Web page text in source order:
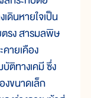
ดินหายใจเป็น
รง สารมลพิษ
ายเคือง
ติทางเคมี ซึ่ง
ขนาดเล็ก